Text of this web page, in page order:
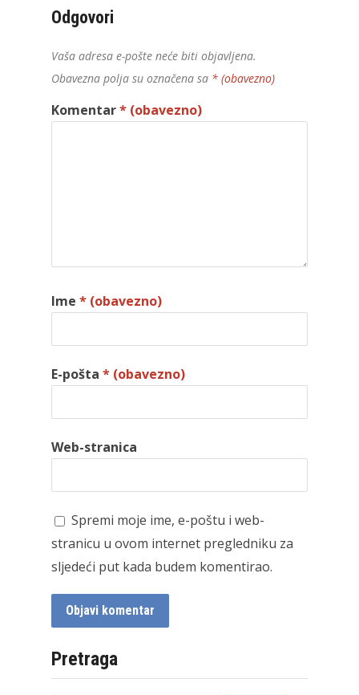
Odgovori
Vaša adresa e-pošte neće biti objavljena.
Obavezna polja su označena sa * (obavezno)
Komentar* (obavezno)
Ime * (obavezno)
E-pošta * (obavezno)
Web-stranica
Spremi moje ime, e-poštu i web-
stranicu u ovom internet pregledniku za
sljedeći put kada budem komentirao.
Pretraga